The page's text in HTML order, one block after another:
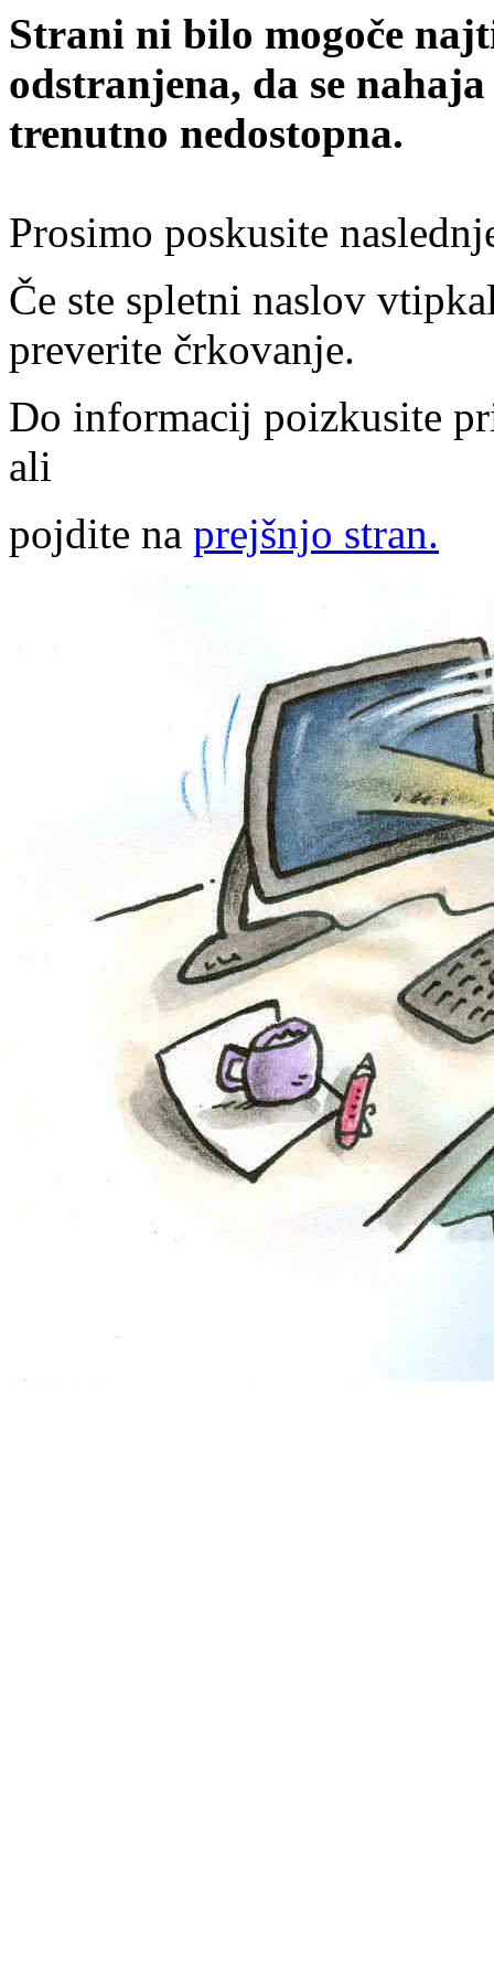
Strani ni bilo mogoče
odstranjena, da se
trenutno nedostopna.
Prosimo poskusite
Če ste spletni naslov
preverite črkovanje.
Do informacij poizkusite
ali
pojdite na prejšnjo stran.